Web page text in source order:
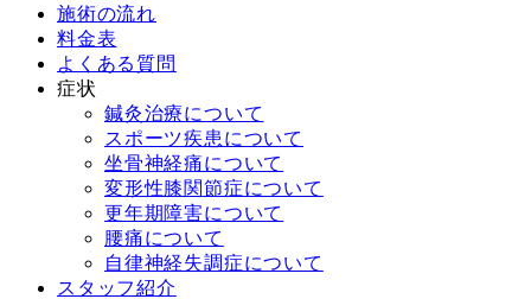
施術の流れ
料金表
よくある質問
症状
鍼灸治療について
スポーツ疾患について
坐骨神経痛について
変形性膝関節症について
更年期障害について
腰痛について
自律神経失調症について
スタッフ紹介